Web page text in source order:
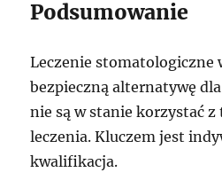
Podsumowanie
Leczenie stomatologiczne
bezpieczną alternatywę
nie są w stanie korzystać
leczenia. Kluczem jest
kwalifikacja.